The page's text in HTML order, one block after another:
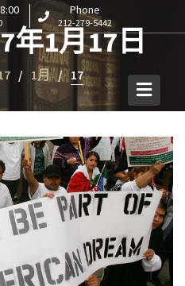
Phone
212-279-5442
年1月17日
1月 17